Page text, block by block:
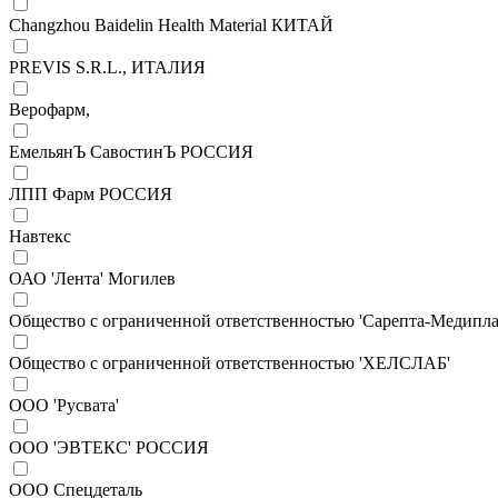
Changzhou Baidelin Health Material КИТАЙ
PREVIS S.R.L., ИТАЛИЯ
Верофарм,
ЕмельянЪ СавостинЪ РОССИЯ
ЛПП Фарм РОССИЯ
Навтекс
ОАО 'Лента' Могилев
Общество с ограниченной ответственностью 'Сарепта-
Общество с ограниченной ответственностью 'ХЕЛСЛАБ'
ООО 'Русвата'
ООО 'ЭВТЕКС' РОССИЯ
ООО Спецдеталь